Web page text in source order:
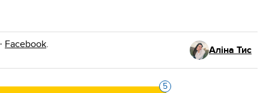
Facebook. Аліна Тис
5